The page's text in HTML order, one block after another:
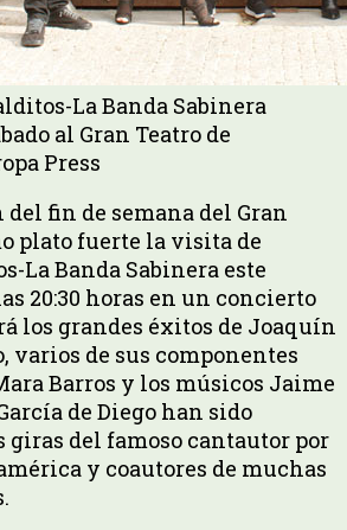
La Banda Sabinera
al Gran Teatro de
Press
fin de semana del Gran
plato fuerte la visita de
La Banda Sabinera este
20:30 horas en un concierto
los grandes éxitos de Joaquín
varios de sus componentes
Barros y los músicos Jaime
de Diego han sido
giras del famoso cantautor por
y coautores de muchas